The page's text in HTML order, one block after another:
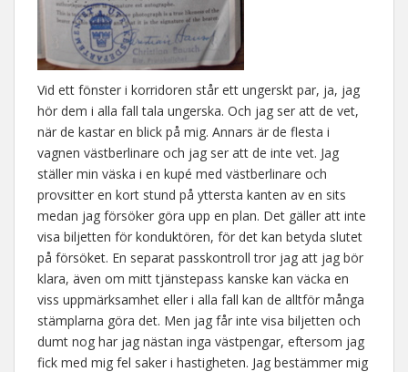
Vid ett fönster i korridoren står ett ungerskt par, ja, jag
hör dem i alla fall tala ungerska. Och jag ser att de vet,
när de kastar en blick på mig. Annars är de flesta i
vagnen västberlinare och jag ser att de inte vet. Jag
ställer min väska i en kupé med västberlinare och
provsitter en kort stund på yttersta kanten av en sits
medan jag försöker göra upp en plan. Det gäller att inte
visa biljetten för konduktören, för det kan betyda slutet
på försöket. En separat passkontroll tror jag att jag bör
klara, även om mitt tjänstepass kanske kan väcka en
viss uppmärksamhet eller i alla fall kan de alltför många
stämplarna göra det. Men jag får inte visa biljetten och
dumt nog har jag nästan inga västpengar, eftersom jag
fick med mig fel saker i hastigheten. Jag bestämmer mig